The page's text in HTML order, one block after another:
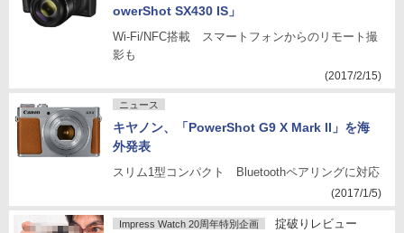
owerShot SX430 IS」
Wi-Fi/NFC搭載 スマートフォンからのリモート撮
影も
(2017/2/15)
ニュース
キヤノン、「PowerShot G9 X Mark II」を海
外発表
スリム1型コンパクト Bluetoothペアリングに対応
(2017/1/5)
Impress Watch 20周年特別企画 掟破りレビュー